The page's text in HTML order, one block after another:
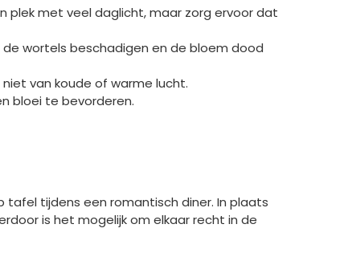
plek met veel daglicht, maar zorg ervoor dat
wortels beschadigen en de bloem dood
van koude of warme lucht.
bloei te bevorderen.
tijdens een romantisch diner. In plaats
is het mogelijk om elkaar recht in de